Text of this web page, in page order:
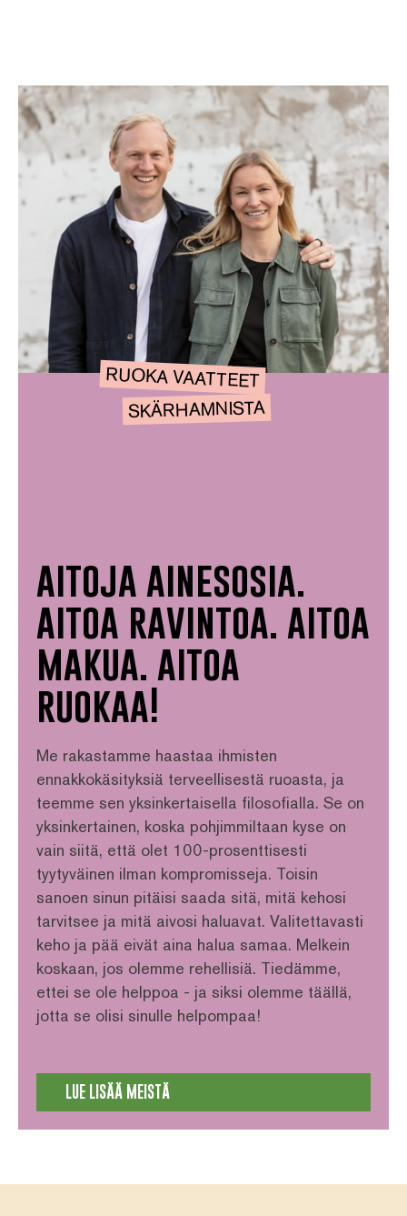
RUOKA VAATTEET
SKÄRHAMNISTA
aitoja ainesosia.
aitoa ravintoa. aitoa
makua. aitoa
ruokaa!
Me rakastamme haastaa ihmisten
ennakkokäsityksiä terveellisestä ruoasta, ja
teemme sen yksinkertaisella filosofialla. Se on
yksinkertainen, koska pohjimmiltaan kyse on
vain siitä, että olet 100-prosenttisesti
tyytyväinen ilman kompromisseja. Toisin
sanoen sinun pitäisi saada sitä, mitä kehosi
tarvitsee ja mitä aivosi haluavat. Valitettavasti
keho ja pää eivät aina halua samaa. Melkein
koskaan, jos olemme rehellisiä. Tiedämme,
ettei se ole helppoa - ja siksi olemme täällä,
jotta se olisi sinulle helpompaa!
LUE LISÄÄ MEISTÄ